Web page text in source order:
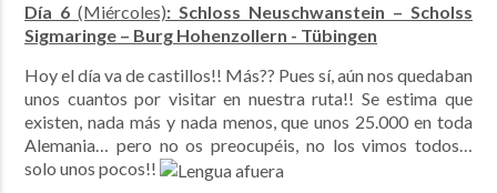
Día 6 (Miércoles): Schloss Neuschwanstein – Scholss
Sigmaringe – Burg Hohenzollern - Tübingen
Hoy el día va de castillos!! Más?? Pues sí, aún nos quedaban
unos cuantos por visitar en nuestra ruta!! Se estima que
existen, nada más y nada menos, que unos 25.000 en toda
Alemania… pero no os preocupéis, no los vimos todos…
solo unos pocos!!